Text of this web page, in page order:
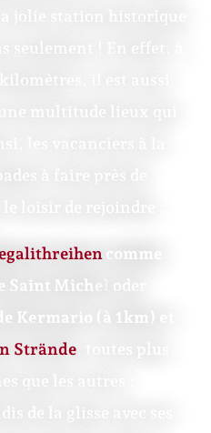
jolie station historique
il est aussi
multitude lieux qui
les vacanciers à la
comme
Saint Michel
Kermario (à 1km) et
Strände
de la glisse avec ses